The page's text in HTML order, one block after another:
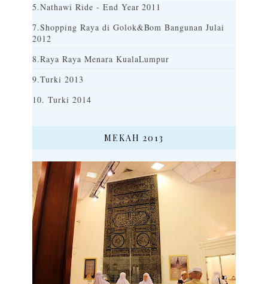
5.Nathawi Ride - End Year 2011
7.Shopping Raya di Golok&Bom Bangunan Julai
2012
8.Raya Raya Menara KualaLumpur
9.Turki 2013
10. Turki 2014
MEKAH 2013